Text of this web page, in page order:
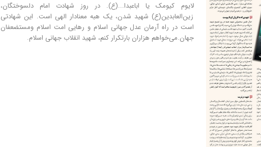
لایوم کیومک یا اباعبدا...(ع). در روز شهادت امام دلسوختگان،
زین‌العابدین(ع) شهید شدن، یک هبه معنادار الهی است. این شهادتی
است در راه آرمان عدل جهانی اسلام و رهایی امت اسلام ومستضعفان
جهان.می‌خواهم هزاران بارتکرار کنم، شهید انقلاب جهانی اسلام.